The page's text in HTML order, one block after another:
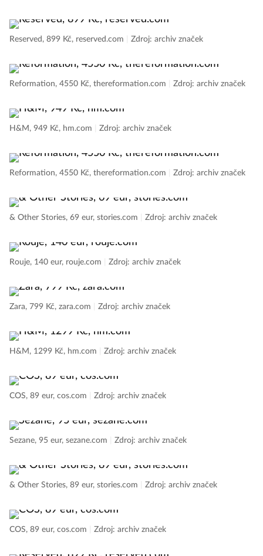
Reserved, 899 Kč, reserved.com Zdroj: archiv značek
Reformation, 4550 Kč, thereformation.com Zdroj: archiv značek
H&M, 949 Kč, hm.com Zdroj: archiv značek
Reformation, 4550 Kč, thereformation.com Zdroj: archiv značek
& Other Stories, 69 eur, stories.com Zdroj: archiv značek
Rouje, 140 eur, rouje.com Zdroj: archiv značek
Zara, 799 Kč, zara.com Zdroj: archiv značek
H&M, 1299 Kč, hm.com Zdroj: archiv značek
COS, 89 eur, cos.com Zdroj: archiv značek
Sezane, 95 eur, sezane.com Zdroj: archiv značek
& Other Stories, 89 eur, stories.com Zdroj: archiv značek
COS, 89 eur, cos.com Zdroj: archiv značek